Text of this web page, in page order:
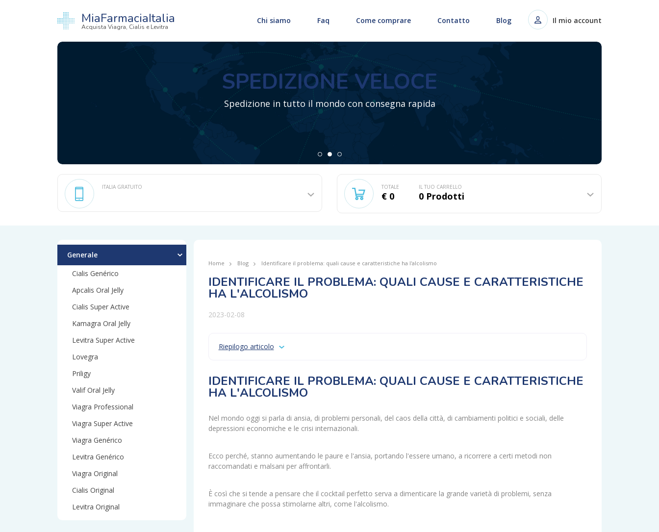
MiaFarmaciaItalia
Acquista Viagra, Cialis e Levitra
Chi siamo Faq Come comprare Contatto Blog Il mio account
SPEDIZIONE VELOCE
Spedizione in tutto il mondo con consegna rapida
ITALIA GRATUITO TOTALE
€ 0
IL TUO CARRELLO
0 Prodotti
Generale
Cialis Genérico
Apcalis Oral Jelly
Cialis Super Active
Kamagra Oral Jelly
Levitra Super Active
Lovegra
Priligy
Valif Oral Jelly
Viagra Professional
Viagra Super Active
Viagra Genérico
Levitra Genérico
Viagra Original
Cialis Original
Levitra Original
Home Blog Identificare il problema: quali cause e caratteristiche ha l'alcolismo
IDENTIFICARE IL PROBLEMA: QUALI CAUSE E CARATTERISTICHE
HA L'ALCOLISMO
2023-02-08
Riepilogo articolo
IDENTIFICARE IL PROBLEMA: QUALI CAUSE E CARATTERISTICHE
HA L'ALCOLISMO
Nel mondo oggi si parla di ansia, di problemi personali, del caos della città, di cambiamenti politici e sociali, delle
depressioni economiche e le crisi internazionali.
Ecco perché, stanno aumentando le paure e l'ansia, portando l'essere umano, a ricorrere a certi metodi non
raccomandati e malsani per affrontarli.
È così che si tende a pensare che il cocktail perfetto serva a dimenticare la grande varietà di problemi, senza
immaginare che possa stimolarne altri, come l'alcolismo.